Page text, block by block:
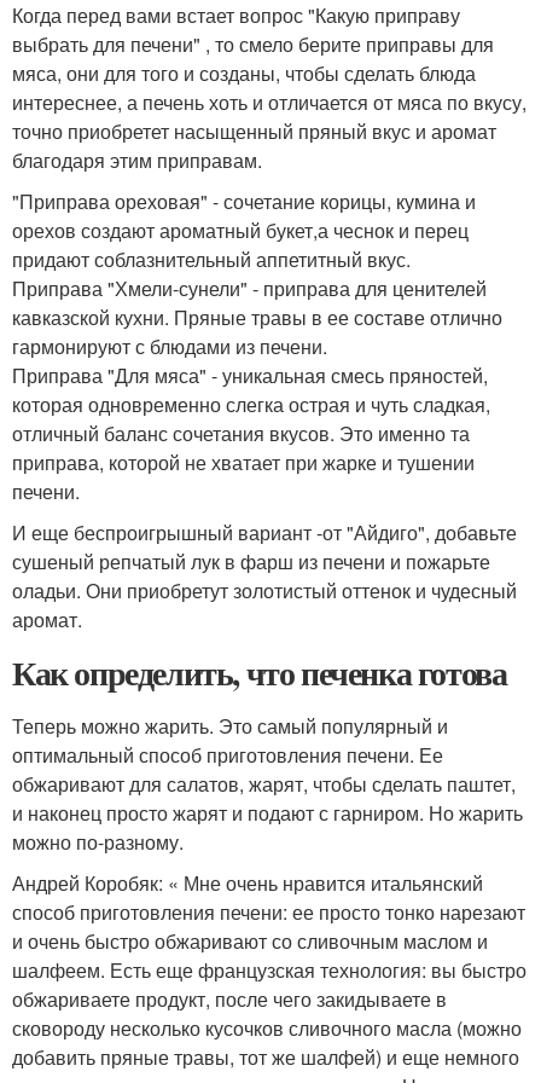
Когда перед вами встает вопрос "Какую приправу
выбрать для печени" , то смело берите приправы для
мяса, они для того и созданы, чтобы сделать блюда
интереснее, а печень хоть и отличается от мяса по вкусу,
точно приобретет насыщенный пряный вкус и аромат
благодаря этим приправам.
"Приправа ореховая" - сочетание корицы, кумина и
орехов создают ароматный букет,а чеснок и перец
придают соблазнительный аппетитный вкус.
Приправа "Хмели-сунели" - приправа для ценителей
кавказской кухни. Пряные травы в ее составе отлично
гармонируют с блюдами из печени.
Приправа "Для мяса" - уникальная смесь пряностей,
которая одновременно слегка острая и чуть сладкая,
отличный баланс сочетания вкусов. Это именно та
приправа, которой не хватает при жарке и тушении
печени.
И еще беспроигрышный вариант -от "Айдиго", добавьте
сушеный репчатый лук в фарш из печени и пожарьте
оладьи. Они приобретут золотистый оттенок и чудесный
аромат.
Как определить, что печенка готова
Теперь можно жарить. Это самый популярный и
оптимальный способ приготовления печени. Ее
обжаривают для салатов, жарят, чтобы сделать паштет,
и наконец просто жарят и подают с гарниром. Но жарить
можно по-разному.
Андрей Коробяк: « Мне очень нравится итальянский
способ приготовления печени: ее просто тонко нарезают
и очень быстро обжаривают со сливочным маслом и
шалфеем. Есть еще французская технология: вы быстро
обжариваете продукт, после чего закидываете в
сковороду несколько кусочков сливочного масла (можно
добавить пряные травы, тот же шалфей) и еще немного